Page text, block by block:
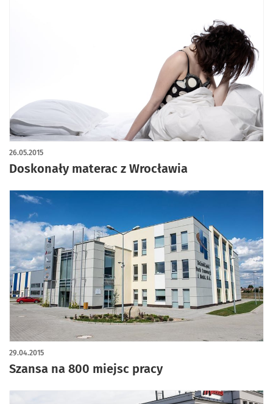
Doskonały materac z Wrocławia
26.05.2015
Szansa na 800 miejsc pracy
29.04.2015